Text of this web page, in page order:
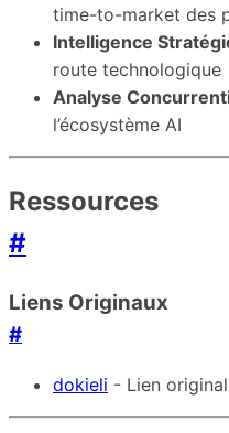
time-to-market des
Intelligence
route technologique
Analyse
l’écosystème AI
Ressources
#
Liens Originaux
#
dokieli - Lien original